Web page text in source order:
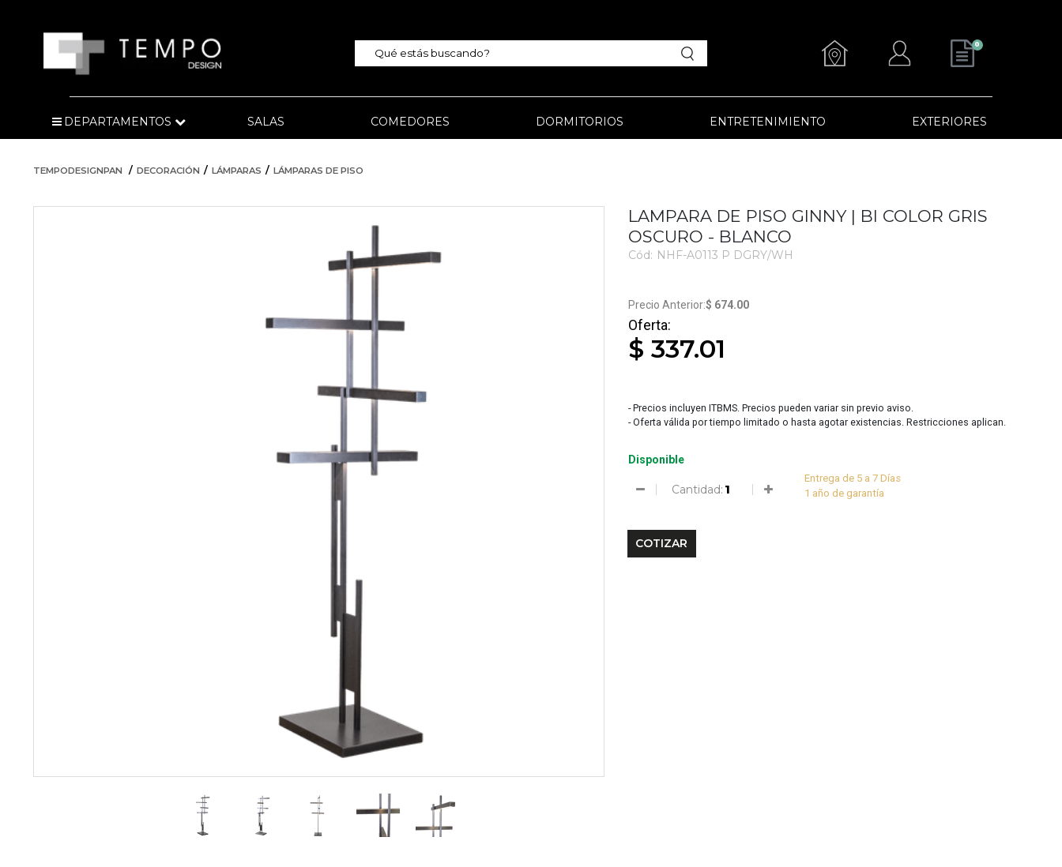
0
DEPARTAMENTOS SALAS COMEDORES DORMITORIOS ENTRETENIMIENTO EXTERIORES
TEMPODESIGNPAN DECORACIÓN LÁMPARAS LÁMPARAS DE PISO
LAMPARA DE PISO GINNY | BI COLOR GRIS
OSCURO - BLANCO
Cód: NHF-A0113 P DGRY/WH
$ 674.00
$ 337.01
- Precios incluyen ITBMS. Precios pueden variar sin previo aviso.
- Oferta válida por tiempo limitado o hasta agotar existencias. Restricciones aplican.
Disponible
Cantidad:
Entrega de 5 a 7 Días
1 año de garantía